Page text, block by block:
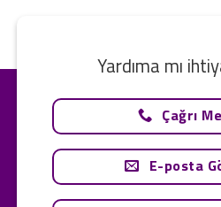
Yardıma mı
Çağrı
E-posta